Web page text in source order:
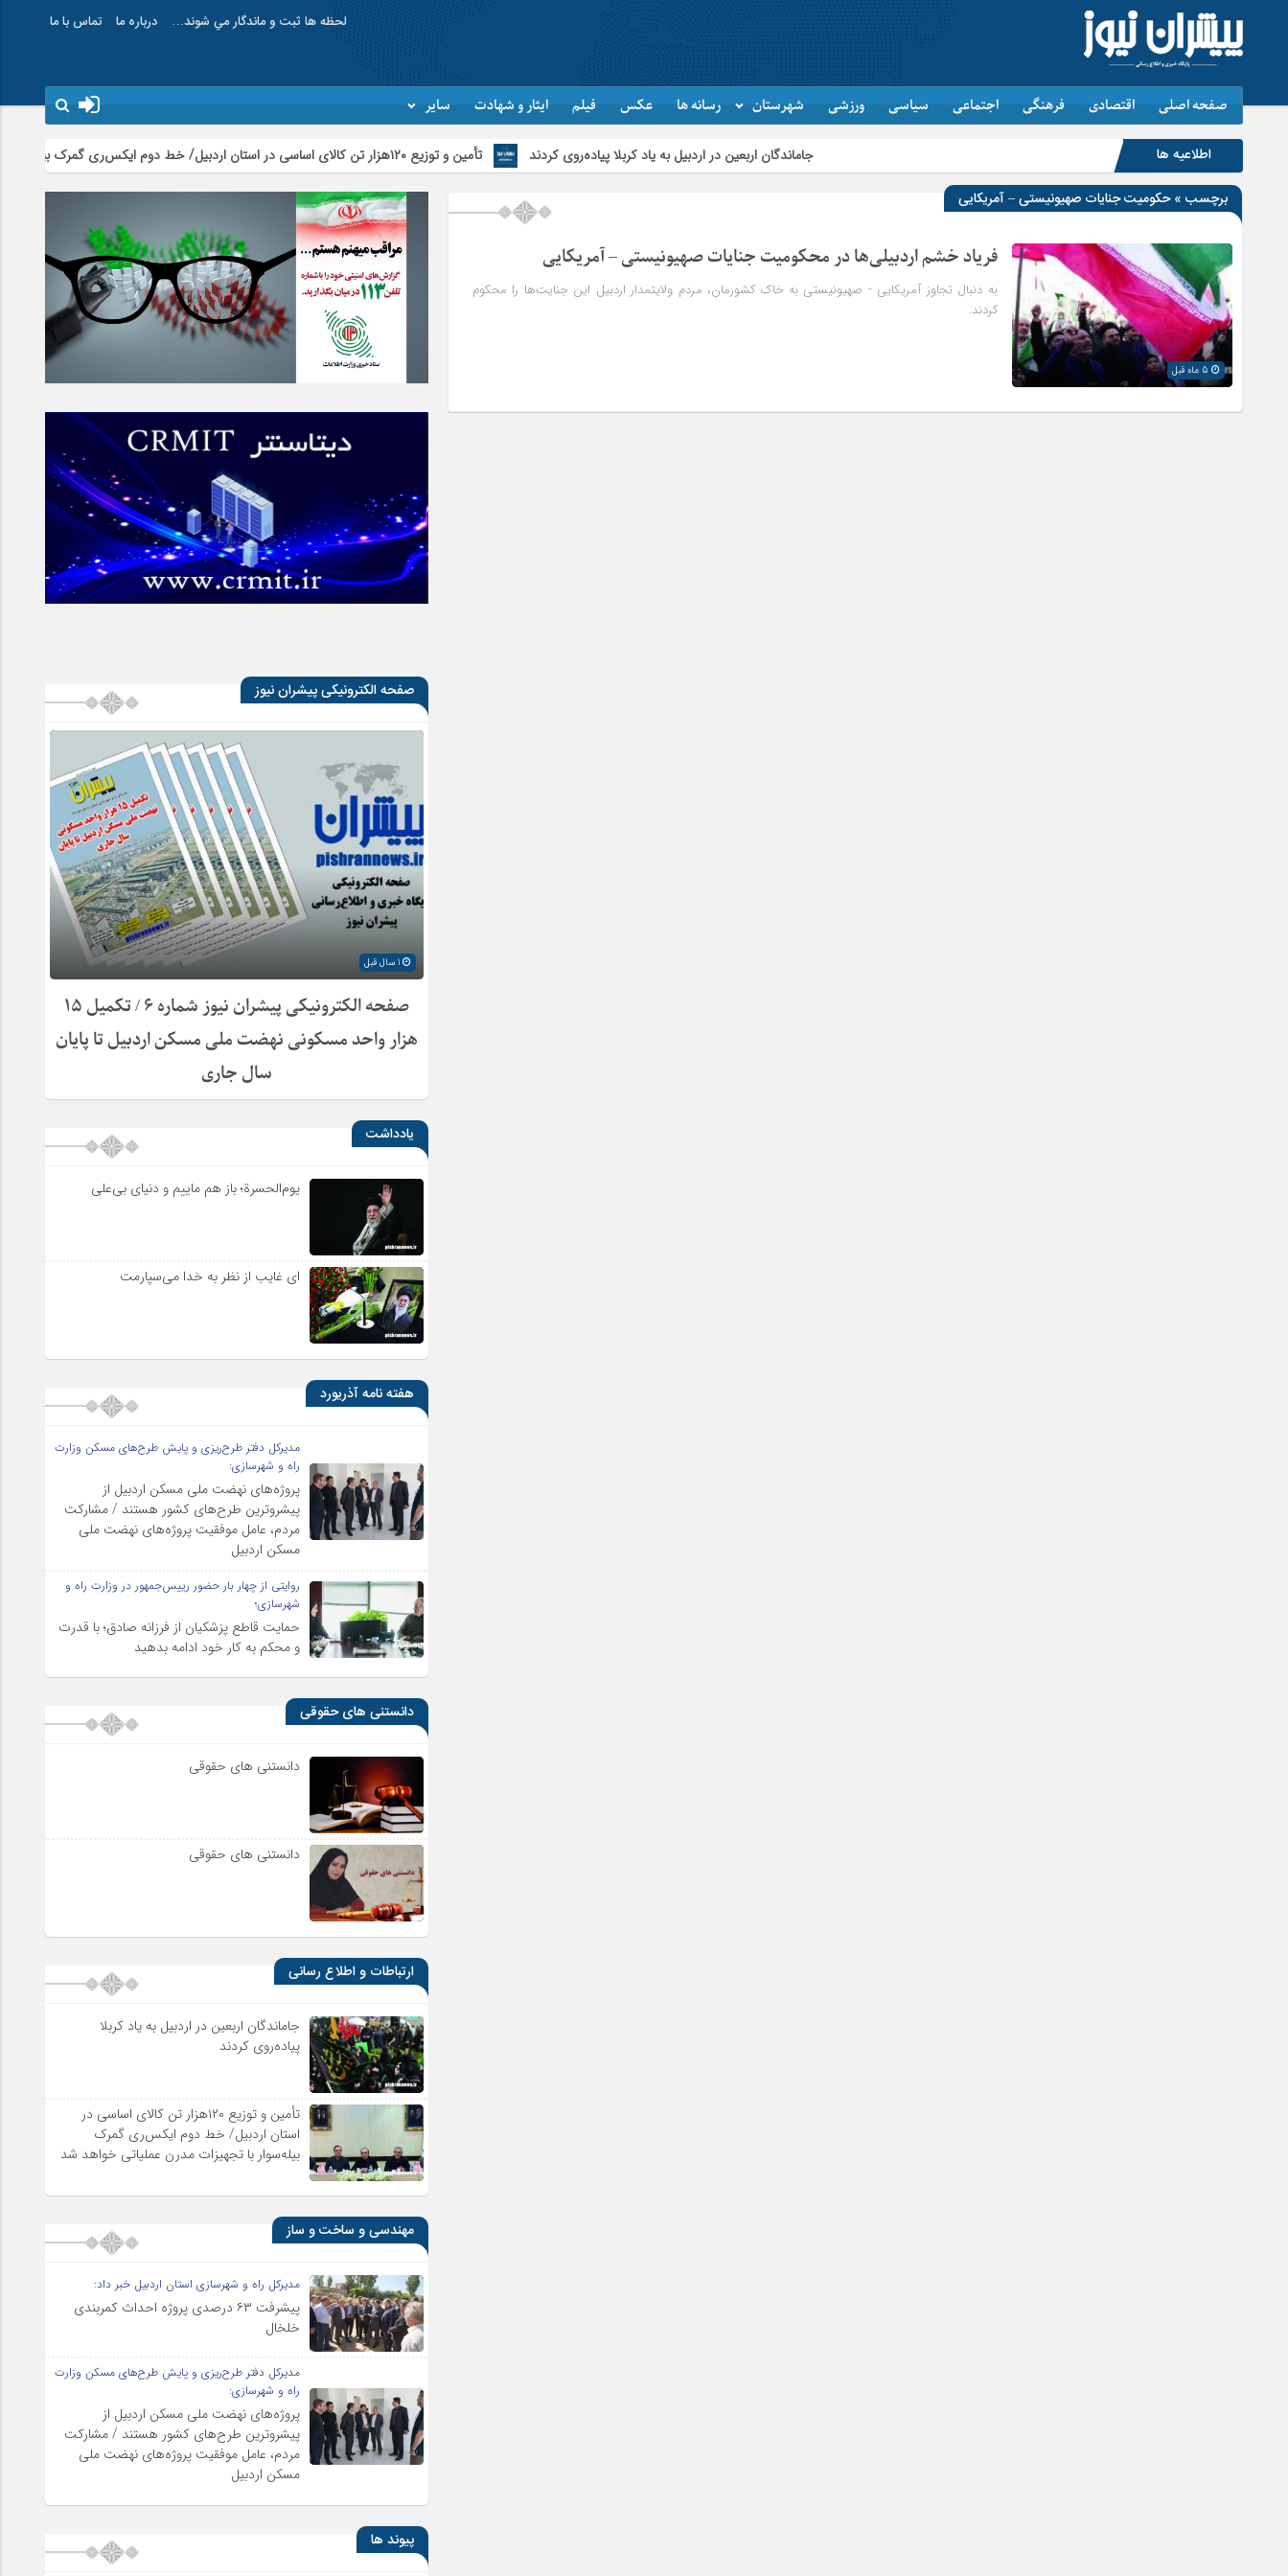
لحظه ها ثبت و ماندگار مي شوند… درباره ما تماس با ما
صفحه اصلی اقتصادی فرهنگی اجتماعی سیاسی ورزشی شهرستان رسانه ها عکس فیلم ایثار و شهادت سایر
اطلاعیه ها جاماندگان اربعین در اردبیل به یاد کربلا پیاده‌روی کردند تأمین و توزیع ۱۲۰هزار تن کالای اساسی در استان اردبیل/ خط دوم ایکس‌ری گمرک بیله‌سوار با تجهیزات مدرن عملیاتی خواهد شد
برچسب » حکومیت جنایات صهیونیستی – آمریکایی
فریاد خشم اردبیلی‌ها در محکومیت جنایات صهیونیستی – آمریکایی
به دنبال تجاوز آمریکایی - صهیونیستی به خاک کشورمان، مردم ولایتمدار اردبیل این جنایت‌ها را محکوم
کردند.
صفحه الکترونیکی پیشران نیوز
صفحه الکترونیکی پیشران نیوز شماره ۶ / تکمیل ۱۵
هزار واحد مسکونی نهضت ملی مسکن اردبیل تا پایان
سال جاری
یادداشت
یوم‌الحسرة؛ باز هم ماییم و دنیای بی‌علی
ای غایب از نظر به خدا می‌سپارمت
هفته نامه آذریورد
مدیرکل دفتر طرح‌ریزی و پایش طرح‌های مسکن وزارت
راه و شهرسازی:
پروژه‌های نهضت ملی مسکن اردبیل از
پیشروترین طرح‌های کشور هستند / مشارکت
مردم، عامل موفقیت پروژه‌های نهضت ملی
مسکن اردبیل
روایتی از چهار بار حضور رییس‌جمهور در وزارت راه و
شهرسازی؛
حمایت قاطع پزشکیان از فرزانه صادق؛ با قدرت
و محکم به کار خود ادامه بدهید
دانستنی های حقوقی
دانستنی های حقوقی
دانستنی های حقوقی
ارتباطات و اطلاع رسانی
جاماندگان اربعین در اردبیل به یاد کربلا
پیاده‌روی کردند
تأمین و توزیع ۱۲۰هزار تن کالای اساسی در
استان اردبیل/ خط دوم ایکس‌ری گمرک
بیله‌سوار با تجهیزات مدرن عملیاتی خواهد شد
مهندسی و ساخت و ساز
مدیرکل راه و شهرسازی استان اردبیل خبر داد:
پیشرفت ۶۳ درصدی پروژه احداث کمربندی
خلخال
مدیرکل دفتر طرح‌ریزی و پایش طرح‌های مسکن وزارت
راه و شهرسازی:
پروژه‌های نهضت ملی مسکن اردبیل از
پیشروترین طرح‌های کشور هستند / مشارکت
مردم، عامل موفقیت پروژه‌های نهضت ملی
مسکن اردبیل
پیوند ها